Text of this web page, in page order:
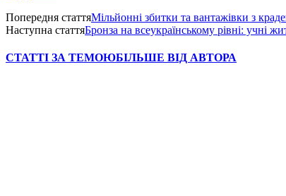
Попередня статтяМільйонні збитки та вантажівки з
Наступна статтяБронза на всеукраїнському рівні: учні
СТАТТІ ЗА ТЕМОЮБІЛЬШЕ ВІД АВТОРА